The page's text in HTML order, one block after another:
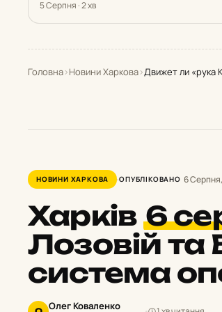
5 Серпня · 2 хв
Головна›Новини Харкова›Движет ли «рука
НОВИНИ ХАРКОВА ОПУБЛІКОВАНО 6
Харків 6
Лозовій та
система
Олег Коваленко